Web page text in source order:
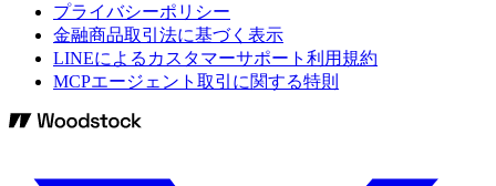
プライバシーポリシー
金融商品取引法に基づく表示
LINEによるカスタマーサポート利用規約
MCPエージェント取引に関する特則